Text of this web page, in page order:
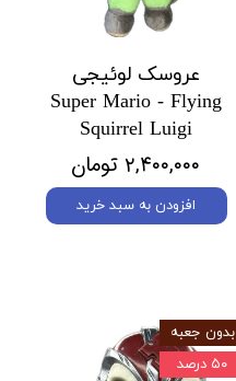
عروسک لوئیجی
Super Mario - Flying
Squirrel Luigi
۲,۴۰۰,۰۰۰ تومان
افزودن به سبد خرید
بدون جعبه
۵۰ درصد